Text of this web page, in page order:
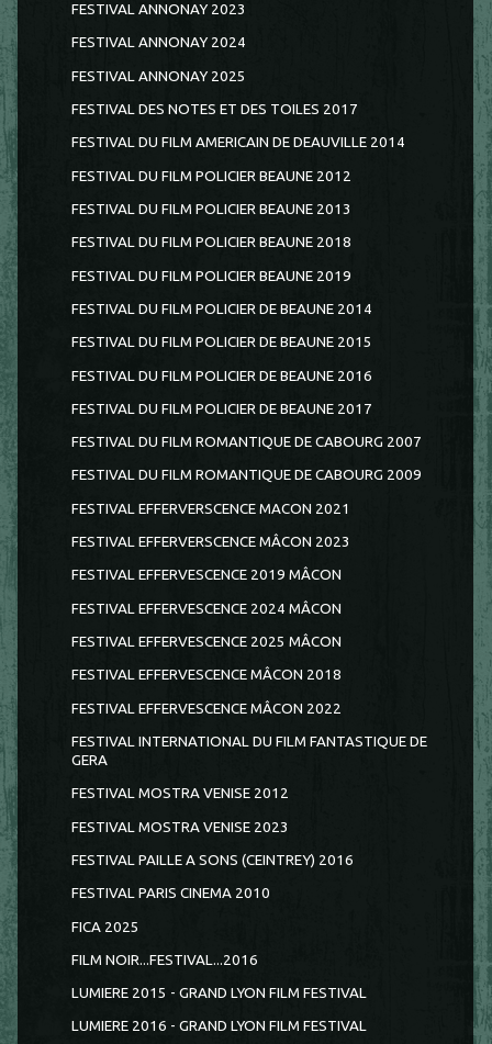
FESTIVAL ANNONAY 2023
FESTIVAL ANNONAY 2024
FESTIVAL ANNONAY 2025
FESTIVAL DES NOTES ET DES TOILES 2017
FESTIVAL DU FILM AMERICAIN DE DEAUVILLE 2014
FESTIVAL DU FILM POLICIER BEAUNE 2012
FESTIVAL DU FILM POLICIER BEAUNE 2013
FESTIVAL DU FILM POLICIER BEAUNE 2018
FESTIVAL DU FILM POLICIER BEAUNE 2019
FESTIVAL DU FILM POLICIER DE BEAUNE 2014
FESTIVAL DU FILM POLICIER DE BEAUNE 2015
FESTIVAL DU FILM POLICIER DE BEAUNE 2016
FESTIVAL DU FILM POLICIER DE BEAUNE 2017
FESTIVAL DU FILM ROMANTIQUE DE CABOURG 2007
FESTIVAL DU FILM ROMANTIQUE DE CABOURG 2009
FESTIVAL EFFERVERSCENCE MACON 2021
FESTIVAL EFFERVERSCENCE MÂCON 2023
FESTIVAL EFFERVESCENCE 2019 MÂCON
FESTIVAL EFFERVESCENCE 2024 MÂCON
FESTIVAL EFFERVESCENCE 2025 MÂCON
FESTIVAL EFFERVESCENCE MÂCON 2018
FESTIVAL EFFERVESCENCE MÂCON 2022
FESTIVAL INTERNATIONAL DU FILM FANTASTIQUE DE
GERA
FESTIVAL MOSTRA VENISE 2012
FESTIVAL MOSTRA VENISE 2023
FESTIVAL PAILLE A SONS (CEINTREY) 2016
FESTIVAL PARIS CINEMA 2010
FICA 2025
FILM NOIR...FESTIVAL...2016
LUMIERE 2015 - GRAND LYON FILM FESTIVAL
LUMIERE 2016 - GRAND LYON FILM FESTIVAL